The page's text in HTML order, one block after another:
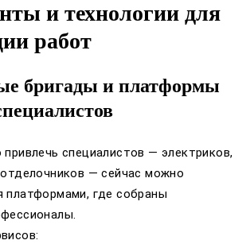
и технологии для
работ
бригады и платформы
специалистов — электриков,
— сейчас можно
платформами, где собраны